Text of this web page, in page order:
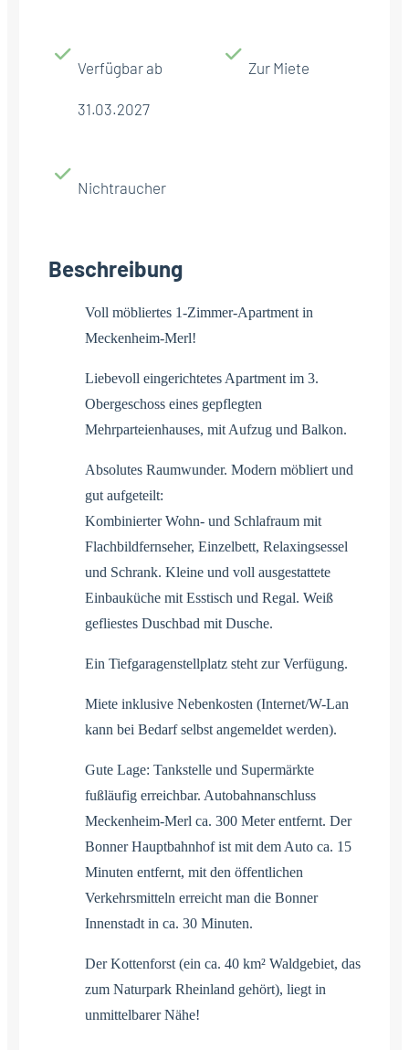
Verfügbar ab
31.03.2027
Zur Miete
Nichtraucher
Beschreibung
Voll möbliertes 1-Zimmer-Apartment in
Meckenheim-Merl!
Liebevoll eingerichtetes Apartment im 3.
Obergeschoss eines gepflegten
Mehrparteienhauses, mit Aufzug und Balkon.
Absolutes Raumwunder. Modern möbliert und
gut aufgeteilt:
Kombinierter Wohn- und Schlafraum mit
Flachbildfernseher, Einzelbett, Relaxingsessel
und Schrank. Kleine und voll ausgestattete
Einbauküche mit Esstisch und Regal. Weiß
gefliestes Duschbad mit Dusche.
Ein Tiefgaragenstellplatz steht zur Verfügung.
Miete inklusive Nebenkosten (Internet/W-Lan
kann bei Bedarf selbst angemeldet werden).
Gute Lage: Tankstelle und Supermärkte
fußläufig erreichbar. Autobahnanschluss
Meckenheim-Merl ca. 300 Meter entfernt. Der
Bonner Hauptbahnhof ist mit dem Auto ca. 15
Minuten entfernt, mit den öffentlichen
Verkehrsmitteln erreicht man die Bonner
Innenstadt in ca. 30 Minuten.
Der Kottenforst (ein ca. 40 km² Waldgebiet, das
zum Naturpark Rheinland gehört), liegt in
unmittelbarer Nähe!